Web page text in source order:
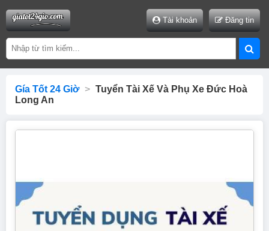
Tài khoản Đăng tin
Gía Tốt 24 Giờ > Tuyển Tài Xế Và Phụ Xe Đức Hoà
Long An